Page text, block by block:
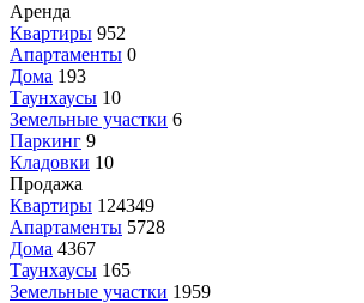
Аренда
Квартиры 952
Апартаменты 0
Дома 193
Таунхаусы 10
Земельные участки 6
Паркинг 9
Кладовки 10
Продажа
Квартиры 124349
Апартаменты 5728
Дома 4367
Таунхаусы 165
Земельные участки 1959